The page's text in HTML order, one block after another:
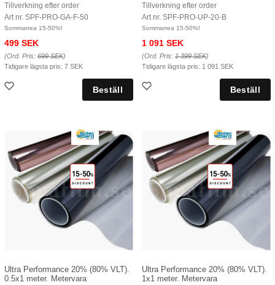
Tillverkning efter order
Art nr. SPF-PRO-GA-F-50
Sommarrea 15-50%!
499 SEK
(Ord. Pris: 699 SEK)
Tidigare lägsta pris: 7 SEK
Tillverkning efter order
Art nr. SPF-PRO-UP-20-B
Sommarrea 15-50%!
1 091 SEK
(Ord. Pris: 1 399 SEK)
Tidigare lägsta pris: 1 091 SEK
Ultra Performance 20% (80% VLT).
0.5x1 meter. Metervara
Ultra Performance 20% (80% VLT).
1x1 meter. Metervara